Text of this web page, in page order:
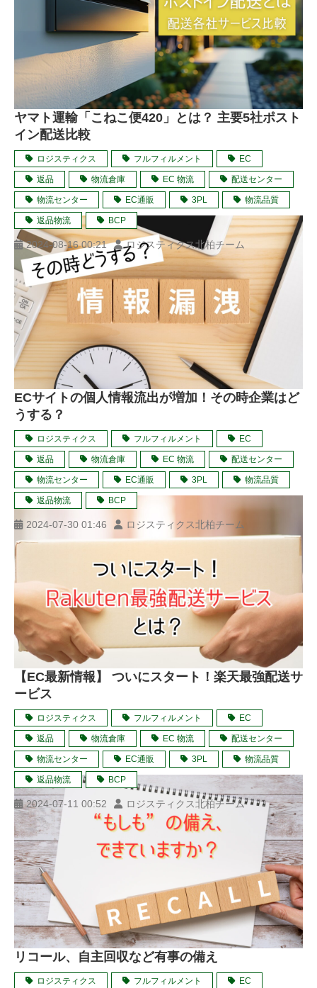
ヤマト運輸「こねこ便420」とは？ 主要5社ポスト
イン配送比較
ロジスティクス フルフィルメント EC
返品 物流倉庫 EC 物流 配送センター
物流センター EC通販 3PL 物流品質
返品物流 BCP
2024-08-16 00:21 ロジスティクス北柏チーム
ECサイトの個人情報流出が増加！その時企業はど
うする？
ロジスティクス フルフィルメント EC
返品 物流倉庫 EC 物流 配送センター
物流センター EC通販 3PL 物流品質
返品物流 BCP
2024-07-30 01:46 ロジスティクス北柏チーム
【EC最新情報】 ついにスタート！楽天最強配送サ
ービス
ロジスティクス フルフィルメント EC
返品 物流倉庫 EC 物流 配送センター
物流センター EC通販 3PL 物流品質
返品物流 BCP
2024-07-11 00:52 ロジスティクス北柏チーム
リコール、自主回収など有事の備え
ロジスティクス フルフィルメント EC